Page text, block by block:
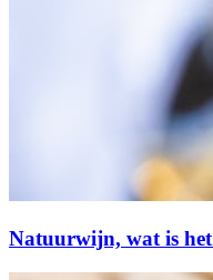
Natuurwijn, wat is